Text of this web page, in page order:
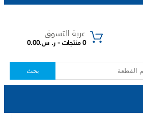
عربة التسوق
0 منتجات - ر. س.0.00
بحث